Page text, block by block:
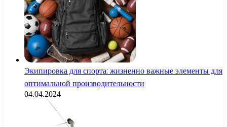
Экипировка для спорта: жизненно важные элементы для
оптимальной производительности
04.04.2024